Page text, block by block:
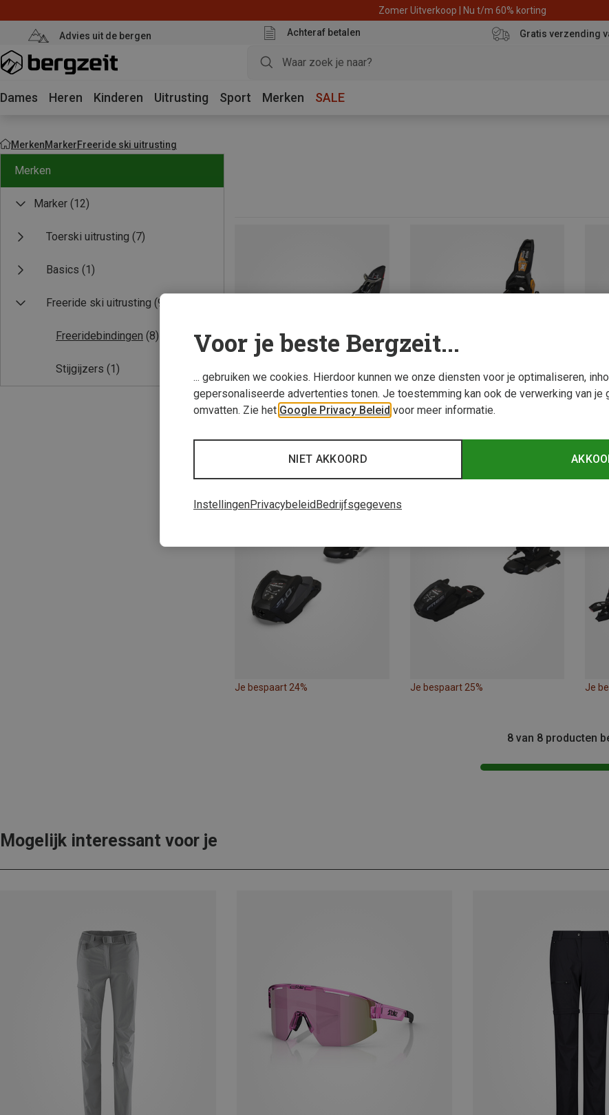
Zomer Uitverkoop | Nu t/m 60% korting
Advies uit de bergen Achteraf betalen Gratis verzending
Dames Heren Kinderen Uitrusting Sport Merken SALE
MerkenMarkerFreeride ski uitrusting
Merken
Marker (12)
Toerski uitrusting (7)
Basics (1)
Freeride ski uitrusting (9)
Freeridebindingen (8)
Stijgijzers (1)
Je bespaart 18% Je bespaart 15% Je
Je bespaart 24% Je bespaart 25% Je
8 van 8 producten
Mogelijk interessant voor je
Voor je beste Bergzeit...
... gebruiken we cookies. Hierdoor kunnen we onze diensten voor je optimaliseren,
gepersonaliseerde advertenties tonen. Je toestemming kan ook de verwerking van je
omvatten. Zie het Google Privacy Beleid voor meer informatie.
NIET AKKOORD
InstellingenPrivacybeleid Bedrijfsgegevens